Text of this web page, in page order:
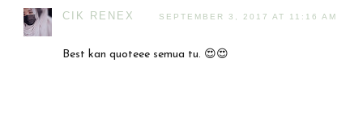
CIK RENEX SEPTEMBER 3, 2017 AT 11:16 AM
Best kan quoteee semua tu. 😍😍